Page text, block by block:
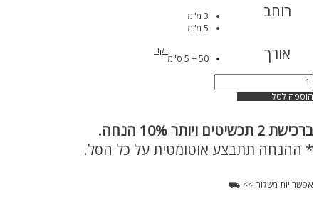
רוחב
3 מ"מ
5 מ"מ
אורך 50 + 5 ס"מ
נקה
כמות
של
שרשרת
רוז
גולד
עבה
הוספה לסל
ברכישת
* ההנחה תתבצע אוטומטית על כל הסל.
אפשרויות משלוח >> ⛟